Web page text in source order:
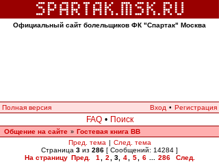
Официальный сайт болельщиков ФК "Спартак" Москва
Полная версия Вход • Регистрация
FAQ • Поиск
Общение на сайте » Гостевая книга ВВ
Пред. тема | След. тема
Страница 3 из 286 [ Сообщений: 14284 ]
На страницу Пред. 1 2 3, 4 5 6 286
След.